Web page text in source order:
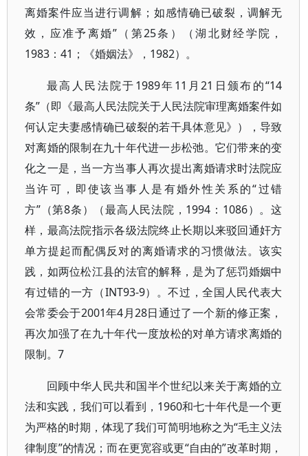
离婚案件应当进行调解；如感情确已破裂，调解无
效，应准予离婚”（第25条）（湖北财经学院，
1983：41；《婚姻法》，1982）。
最高人民法院于1989年11月21日颁布的“14
条”（即《最高人民法院关于人民法院审理离婚案件如
何认定夫妻感情确已破裂的若干具体意见》），导致
对离婚的限制在九十年代进一步松弛。它们带来的变
化之一是，当一方当事人再次提出离婚请求时法院应
当许可，即使该当事人是有婚外性关系的“过错
方”（第8条）（最高人民法院，1994：1086）。这
样，最高法院指示各级法院终止长期以来驳回通奸方
单方提起而配偶反对的离婚请求的习惯做法。该实
践，如两位松江县的法官的解释，是为了惩罚婚姻中
有过错的一方（INT93-9）。不过，全国人民代表大
会常委会于2001年4月28日通过了一个新的修正案，
再次加强了在九十年代一度放松的对单方请求离婚的
限制。7
回顾中华人民共和国半个世纪以来关于离婚的立
法和实践，我们可以看到，1960和七十年代是一个更
为严格的时期，体现了我们可简明地称之为“毛主义法
律制度”的情况；而在更宽容或更“自由的”改革时期，